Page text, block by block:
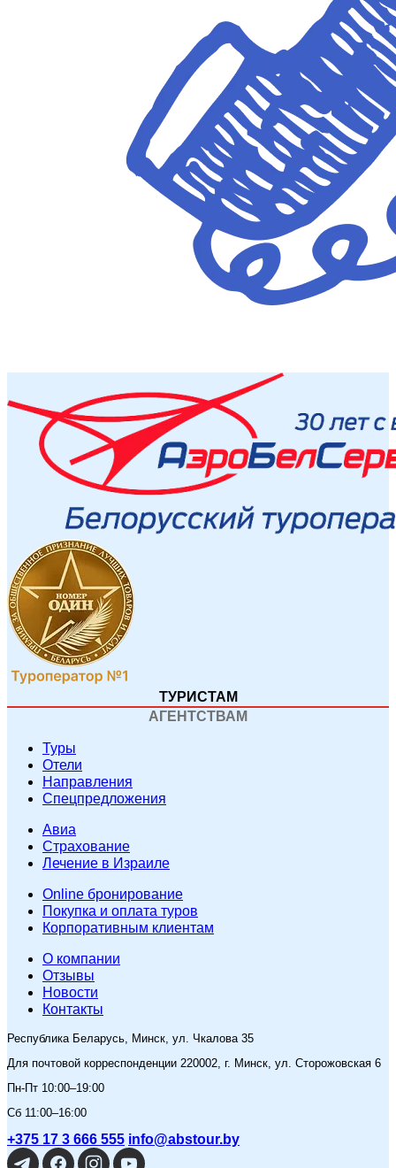
ТУРИСТАМ
АГЕНТСТВАМ
Туры
Отели
Направления
Спецпредложения
Авиа
Страхование
Лечение в Израиле
Online бронирование
Покупка и оплата туров
Корпоративным клиентам
O компании
Отзывы
Новости
Контакты
Республика Беларусь, Минск, ул. Чкалова 35
Для почтовой корреспонденции 220002, г. Минск, ул. Сторожовская 6
Пн-Пт 10:00–19:00
Сб 11:00–16:00
+375 17 3 666 555 info@abstour.by